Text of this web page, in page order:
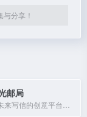
分享！
邮局